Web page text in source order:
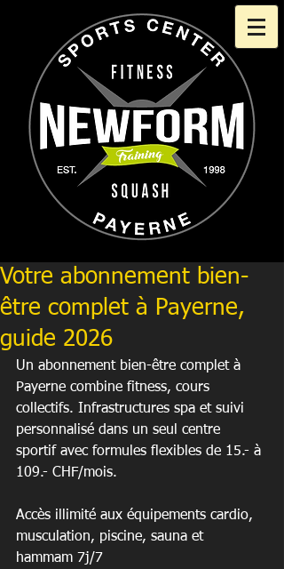
Votre abonnement bien-
être complet à Payerne,
guide 2026
Un abonnement bien-être complet à
Payerne combine fitness, cours
collectifs. Infrastructures spa et suivi
personnalisé dans un seul centre
sportif avec formules flexibles de 15.- à
109.- CHF/mois.
Accès illimité aux équipements cardio,
musculation, piscine, sauna et
hammam 7j/7